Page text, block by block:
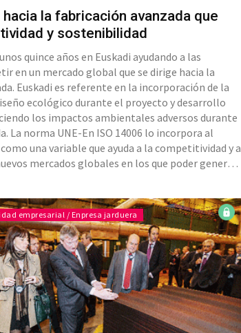
la fabricación avanzada que
y sostenibilidad
quince años en Euskadi ayudando a las
en un mercado global que se dirige hacia la
Euskadi es referente en la incorporación de la
ecológico durante el proyecto y desarrollo
los impactos ambientales adversos durante
La norma UNE-En ISO 14006 lo incorpora al
una variable que ayuda a la competitividad y a
mercados globales en los que poder generar
empresarial / Enpresa jarduera